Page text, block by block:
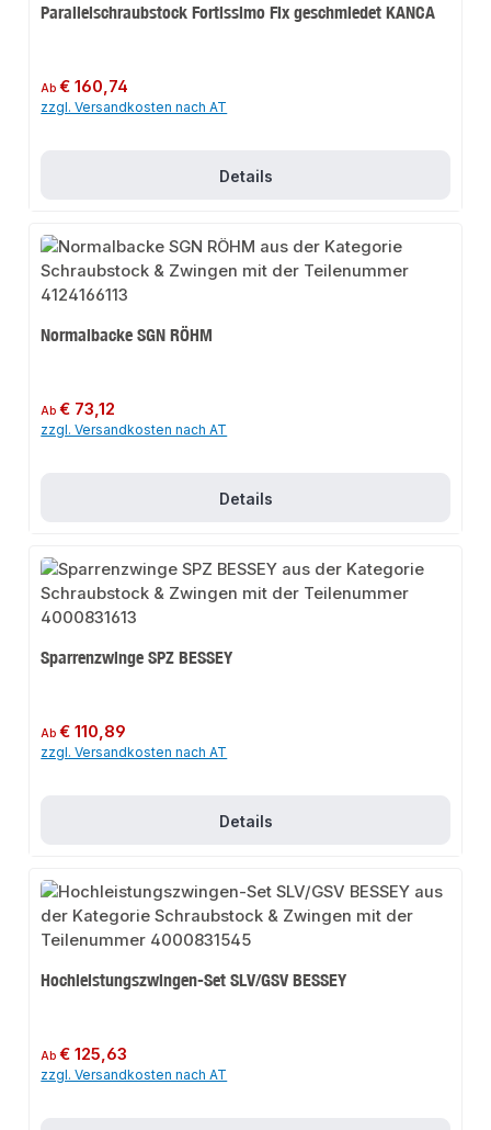
Parallelschraubstock Fortissimo Fix geschmiedet KANCA
Regulärer Preis:
Ab€ 160,74
zzgl. Versandkosten nach AT
Details
Normalbacke SGN RÖHM
Regulärer Preis:
Ab€ 73,12
zzgl. Versandkosten nach AT
Details
Sparrenzwinge SPZ BESSEY
Regulärer Preis:
Ab€ 110,89
zzgl. Versandkosten nach AT
Details
Hochleistungszwingen-Set SLV/GSV BESSEY
Regulärer Preis:
Ab€ 125,63
zzgl. Versandkosten nach AT